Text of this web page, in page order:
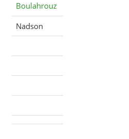
Boulahrouz
Nadson